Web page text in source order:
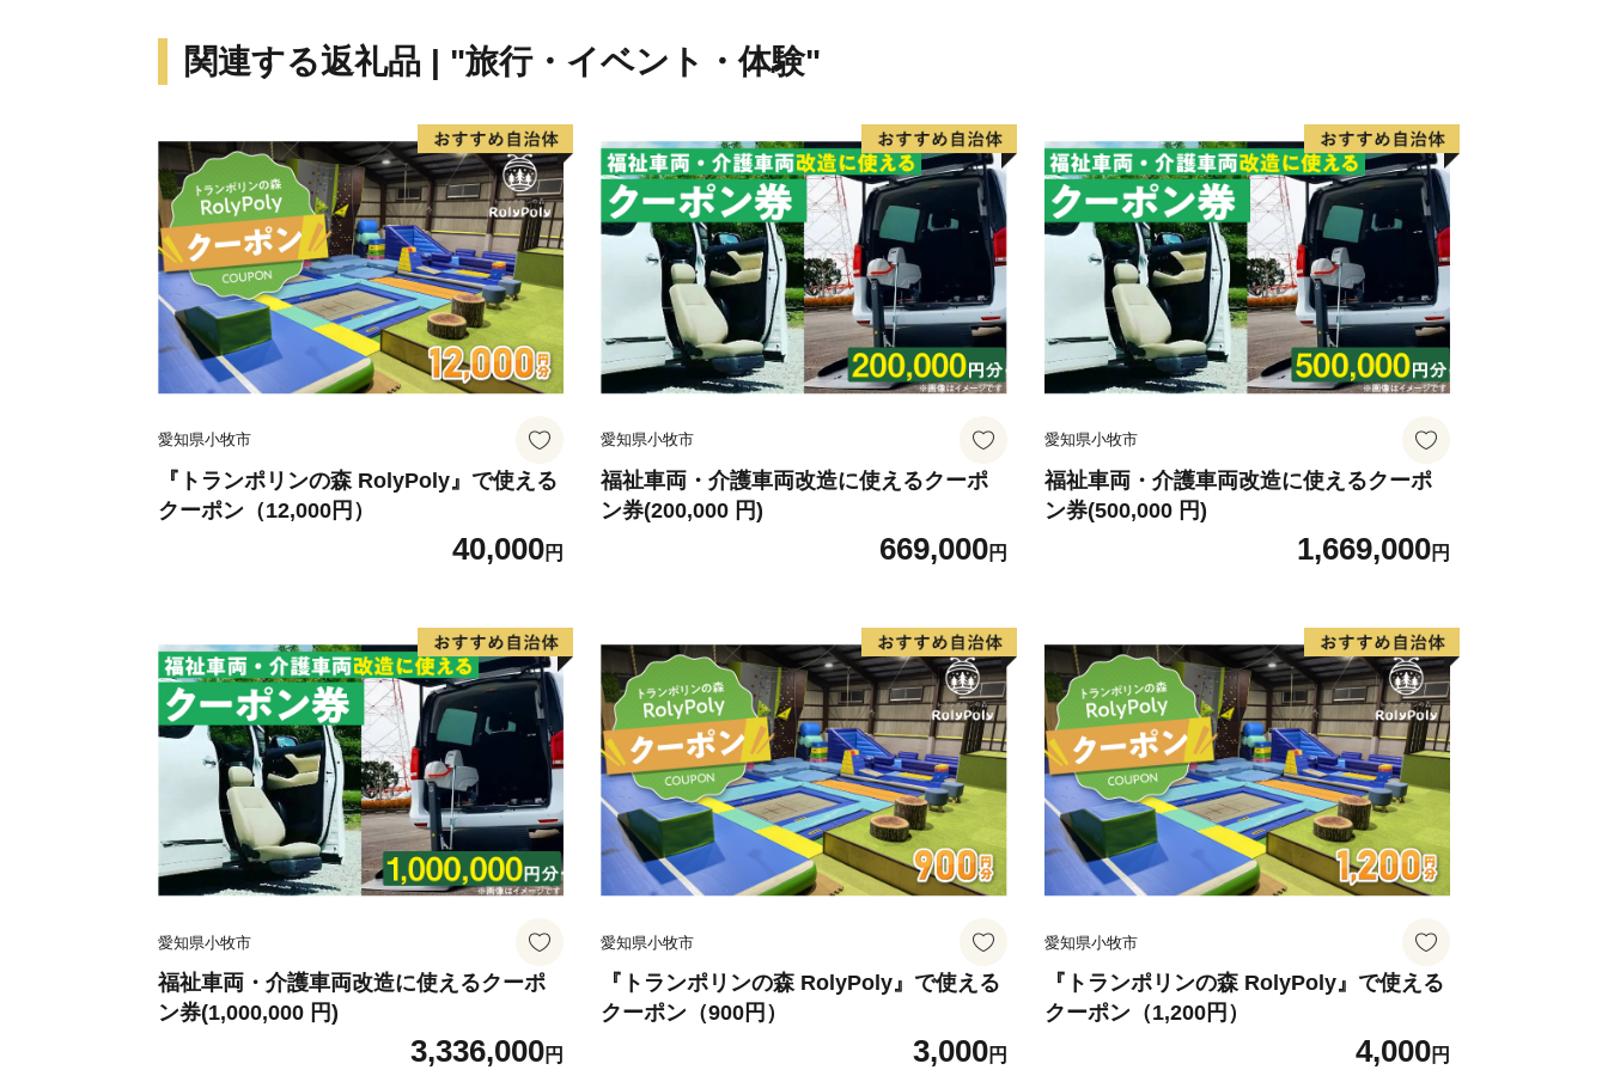
関連する返礼品 | "旅行・イベント・体験"
愛知県小牧市
『トランポリンの森 RolyPoly』で使える
クーポン（12,000円）
40,000円
愛知県小牧市
福祉車両・介護車両改造に使えるクーポ
ン券(200,000 円)
669,000円
愛知県小牧市
福祉車両・介護車両改造に使えるクーポ
ン券(500,000 円)
1,669,000円
愛知県小牧市
福祉車両・介護車両改造に使えるクーポ
ン券(1,000,000 円)
3,336,000円
愛知県小牧市
『トランポリンの森 RolyPoly』で使える
クーポン（900円）
3,000円
愛知県小牧市
『トランポリンの森 RolyPoly』で使える
クーポン（1,200円）
4,000円